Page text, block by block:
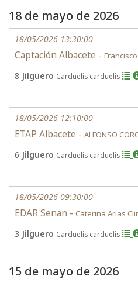
18 de mayo de 2026
18/05/2026 13:30:00
Captación Albacete -
8 Jilguero Carduelis carduelis
18/05/2026 12:10:00
ETAP Albacete - ALFONSO
6 Jilguero Carduelis carduelis
18/05/2026 09:30:00
EDAR Senan - Caterina Arias
3 Jilguero Carduelis carduelis
15 de mayo de 2026